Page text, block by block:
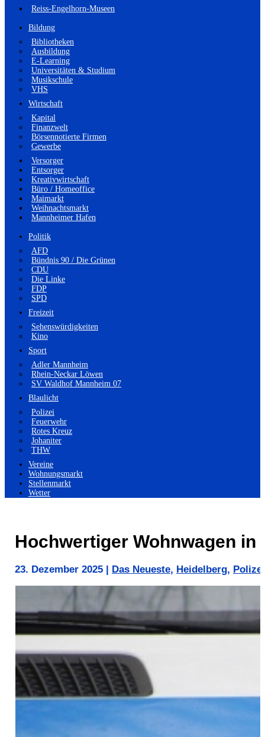
Reiss-Engelhorn-Museen
Bildung
Bibliotheken
Ausbildung
E-Learning
Universitäten & Studium
Musikschule
VHS
Wirtschaft
Kapital
Finanzwelt
Börsennotierte Firmen
Gewerbe
Versorger
Entsorger
Kreativwirtschaft
Büro / Homeoffice
Maimarkt
Weihnachtsmarkt
Mannheimer Hafen
Politik
AFD
Bündnis 90 / Die Grünen
CDU
Die Linke
FDP
SPD
Freizeit
Sehenswürdigkeiten
Kino
Sport
Adler Mannheim
Rhein-Neckar Löwen
SV Waldhof Mannheim 07
Blaulicht
Polizei
Feuerwehr
Rotes Kreuz
Johaniter
THW
Vereine
Wohnungsmarkt
Stellenmarkt
Wetter
Hochwertiger Wohnwagen
23. Dezember 2025 Das Neueste, Heidelberg, Polizei